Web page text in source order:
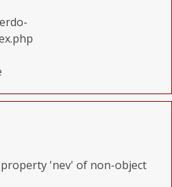
'nev' of non-object